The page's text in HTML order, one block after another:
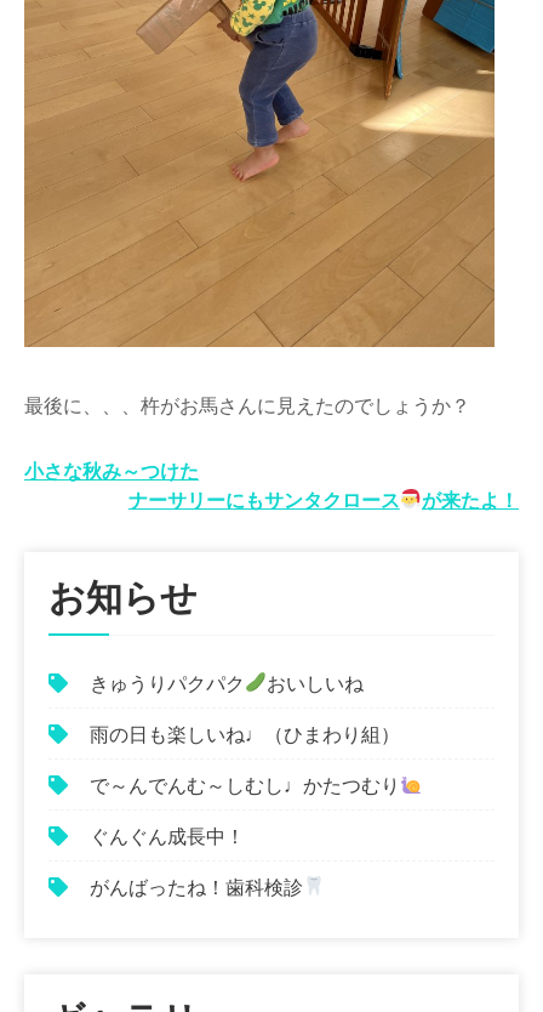
最後に、、、杵がお馬さんに見えたのでしょうか？
投
ナ
ビ
ー
シ
ョ
ン
小さな秋み～つけた
ナーサリーにもサンタクロース
が来たよ！
お知らせ
きゅうりパクパク
おいしいね
雨の日も楽しいね♩（ひまわり組）
で～んでんむ～しむし♩かたつむり
ぐんぐん成長中！
がんばったね！歯科検診